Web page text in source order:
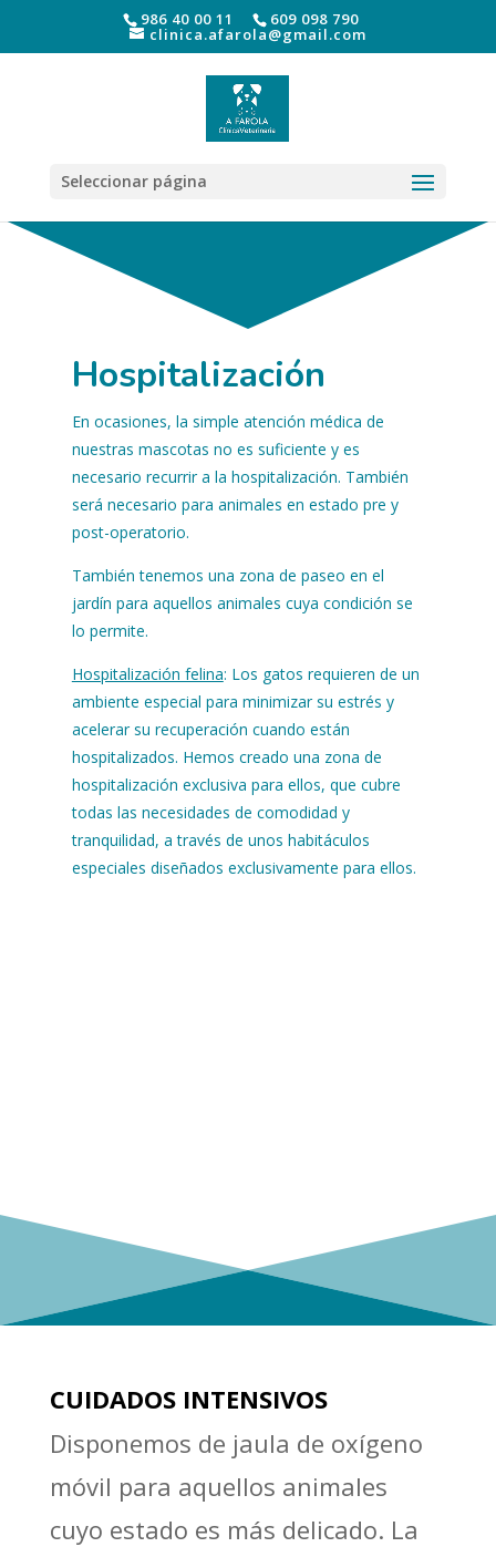
986 40 00 11 609 098 790
clinica.afarola@gmail.com
Seleccionar página
Hospitalización
En ocasiones, la simple atención médica de
nuestras mascotas no es suficiente y es
necesario recurrir a la hospitalización. También
será necesario para animales en estado pre y
post-operatorio.
También tenemos una zona de paseo en el
jardín para aquellos animales cuya condición se
lo permite.
Hospitalización felina: Los gatos requieren de un
ambiente especial para minimizar su estrés y
acelerar su recuperación cuando están
hospitalizados. Hemos creado una zona de
hospitalización exclusiva para ellos, que cubre
todas las necesidades de comodidad y
tranquilidad, a través de unos habitáculos
especiales diseñados exclusivamente para ellos.
CUIDADOS INTENSIVOS
Disponemos de jaula de oxígeno
móvil para aquellos animales
cuyo estado es más delicado. La